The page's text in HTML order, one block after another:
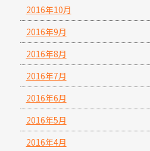
2016年10月
2016年9月
2016年8月
2016年7月
2016年6月
2016年5月
2016年4月